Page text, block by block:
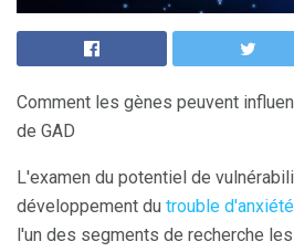
Comment les gènes peuvent
de GAD
L'examen du potentiel de
développement du trouble
l'un des segments de recherche